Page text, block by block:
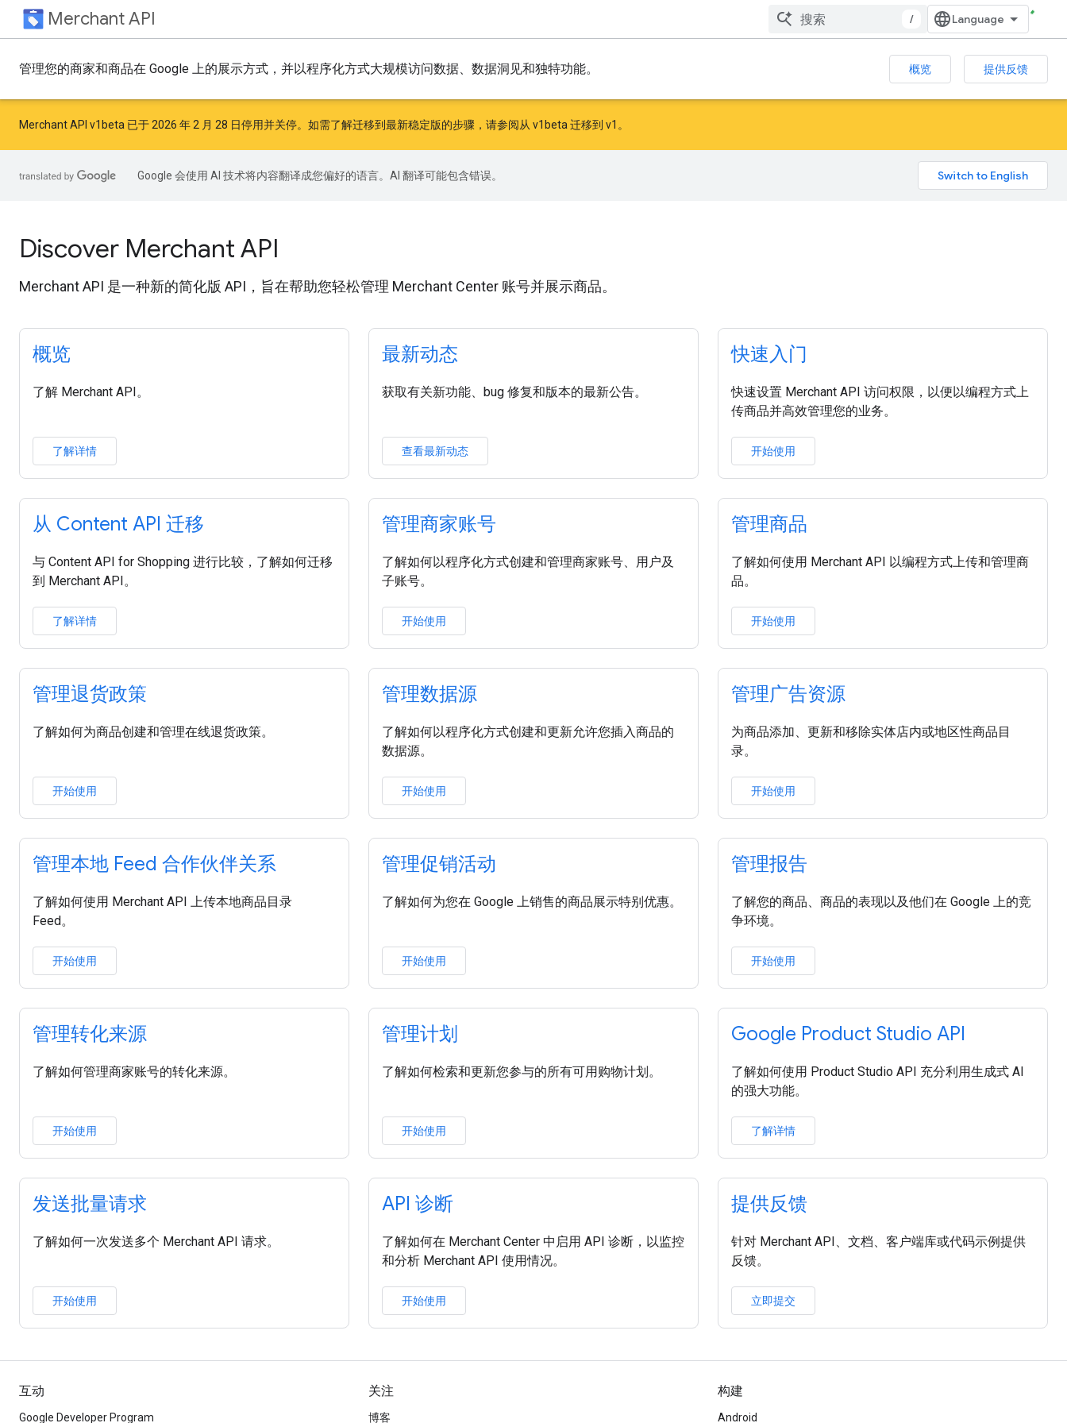
Merchant API /
管理您的商家和商品在 Google 上的展示方式，并以程序化方式大规模访问数据、数据洞见和独特功能。 概览 提供反馈
Merchant API v1beta 已于 2026 年 2 月 28 日停用并关停。如需了解迁移到最新稳定版的步骤，请参阅从 v1beta 迁移到 v1 。
Google 会使用 AI 技术将内容翻译成您偏好的语言。AI 翻译可能包含错误。
Discover Merchant API
Merchant API 是一种新的简化版 API，旨在帮助您轻松管理 Merchant Center 账号并展示商品。
概览
了解 Merchant API。
了解详情
最新动态
获取有关新功能、bug 修复和版本的最新公告。
查看最新动态
快速入门
快速设置 Merchant API 访问权限，以便以编程方式上
传商品并高效管理您的业务。
开始使用
从 Content API 迁移
与 Content API for Shopping 进行比较，了解如何迁移
到 Merchant API。
了解详情
管理商家账号
了解如何以程序化方式创建和管理商家账号、用户及
子账号。
开始使用
管理商品
了解如何使用 Merchant API 以编程方式上传和管理商
品。
开始使用
管理退货政策
了解如何为商品创建和管理在线退货政策。
开始使用
管理数据源
了解如何以程序化方式创建和更新允许您插入商品的
数据源。
开始使用
管理广告资源
为商品添加、更新和移除实体店内或地区性商品目
录。
开始使用
管理本地 Feed 合作伙伴关系
了解如何使用 Merchant API 上传本地商品目录
Feed。
开始使用
管理促销活动
了解如何为您在 Google 上销售的商品展示特别优惠。
开始使用
管理报告
了解您的商品、商品的表现以及他们在 Google 上的竞
争环境。
开始使用
管理转化来源
了解如何管理商家账号的转化来源。
开始使用
管理计划
了解如何检索和更新您参与的所有可用购物计划。
开始使用
Google Product Studio API
了解如何使用 Product Studio API 充分利用生成式 AI
的强大功能。
了解详情
发送批量请求
了解如何一次发送多个 Merchant API 请求。
开始使用
API 诊断
了解如何在 Merchant Center 中启用 API 诊断，以监控
和分析 Merchant API 使用情况。
开始使用
提供反馈
针对 Merchant API、文档、客户端库或代码示例提供
反馈。
立即提交
互动
Google Developer Program
关注
博客
构建
Android